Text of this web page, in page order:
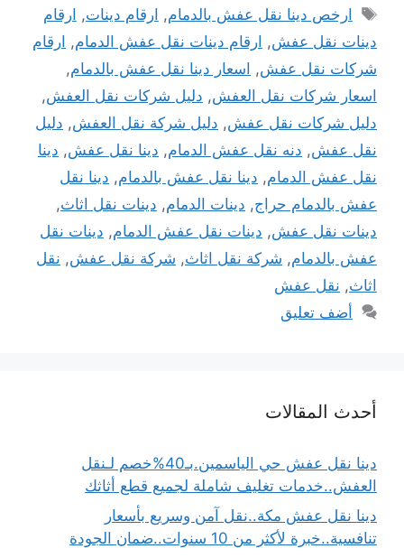
الوسوم
ارخص دينا نقل عفش بالدمام, ارقام دينات, ارقام
دينات نقل عفش, ارقام دينات نقل عفش الدمام, ارقام
شركات نقل عفش, اسعار دينا نقل عفش بالدمام,
اسعار شركات نقل العفش, دليل شركات نقل العفش,
دليل شركات نقل عفش, دليل شركة نقل العفش, دليل
نقل عفش, دنه نقل عفش الدمام, دينا نقل عفش, دينا
نقل عفش الدمام, دينا نقل عفش بالدمام, دينا نقل
عفش بالدمام حراج, دينات الدمام, دينات نقل اثاث,
دينات نقل عفش, دينات نقل عفش الدمام, دينات نقل
عفش بالدمام, شركة نقل اثاث, شركة نقل عفش, نقل
اثاث, نقل عفش
أضف تعليق
أحدث المقالات
دينا نقل عفش حي الياسمين.بـ40%خصم لـنقل
العفش..خدمات تغليف شاملة لجميع قطع أثاثك
دينا نقل عفش مكة..نقل آمن وسريع بأسعار
تنافسية..خبرة لأكثر من 10 سنوات..ضمان الجودة